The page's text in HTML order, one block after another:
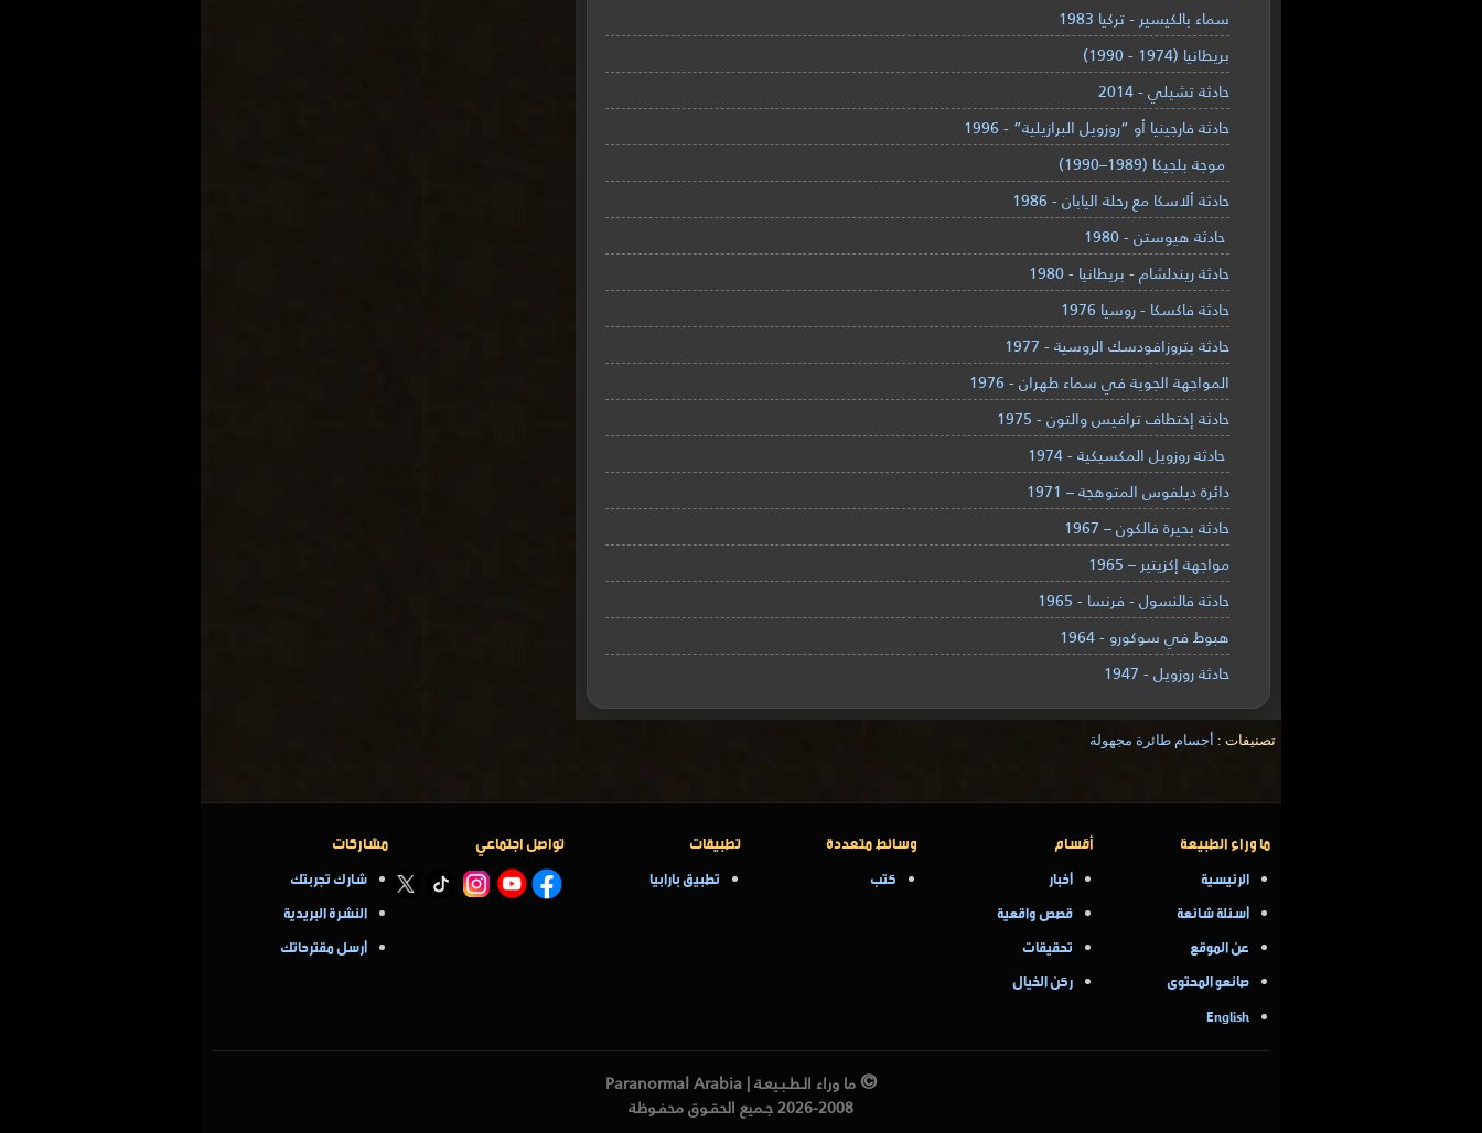
سماء بالكيسير - تركيا 1983
بريطانيا (1974 - 1990)
حادثة تشيلي - 2014
حادثة فارجينيا أو “روزويل البرازيلية” - 1996
موجة بلجيكا (1989–1990)
حادثة ألاسكا مع رحلة اليابان - 1986
حادثة هيوستن - 1980
حادثة ريندلشام - بريطانيا - 1980
حادثة فاكسكا - روسيا 1976
حادثة بتروزافودسك الروسية - 1977
المواجهة الجوية في سماء طهران - 1976
حادثة إختطاف ترافيس والتون - 1975
حادثة روزويل المكسيكية - 1974
دائرة ديلفوس المتوهجة – 1971
حادثة بحيرة فالكون – 1967
مواجهة إكزيتير – 1965
حادثة فالنسول - فرنسا - 1965
هبوط في سوكورو - 1964
حادثة روزويل - 1947
تصنيفات : أجسام طائرة مجهولة
ما وراء الطبيعة
الرئيسية
أسئلة شائعة
عن الموقع
صانعو المحتوى
English
أقسام
أخبار
قصص واقعية
تحقيقات
ركن الخيال
وسائط متعددة
كتب
تطبيقات
تطبيق بارابيا
تواصل اجتماعي مشاركات
شارك تجربتك
النشرة البريدية
أرسل مقترحاتك
©ما وراء الـطـبـيعـة | Paranormal Arabia
2026-2008 جـميع الحقـوق محفـوظة